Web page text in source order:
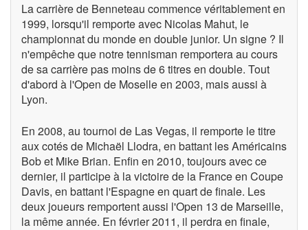
La carrière de Benneteau commence véritablement en
1999, lorsqu'il remporte avec Nicolas Mahut, le
championnat du monde en double junior. Un signe ? Il
n'empêche que notre tennisman remportera au cours
de sa carrière pas moins de 6 titres en double. Tout
d'abord à l'Open de Moselle en 2003, mais aussi à
Lyon.
En 2008, au tournoi de Las Vegas, il remporte le titre
aux cotés de Michaël Llodra, en battant les Américains
Bob et Mike Brian. Enfin en 2010, toujours avec ce
dernier, il participe à la victoire de la France en Coupe
Davis, en battant l'Espagne en quart de finale. Les
deux joueurs remportent aussi l'Open 13 de Marseille,
la même année. En février 2011, il perdra en finale,